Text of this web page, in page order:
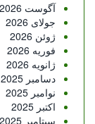
آگوست 2026
جولای 2026
ژوئن 2026
فوریه 2026
ژانویه 2026
دسامبر 2025
نوامبر 2025
اکتبر 2025
سپتامبر 2025